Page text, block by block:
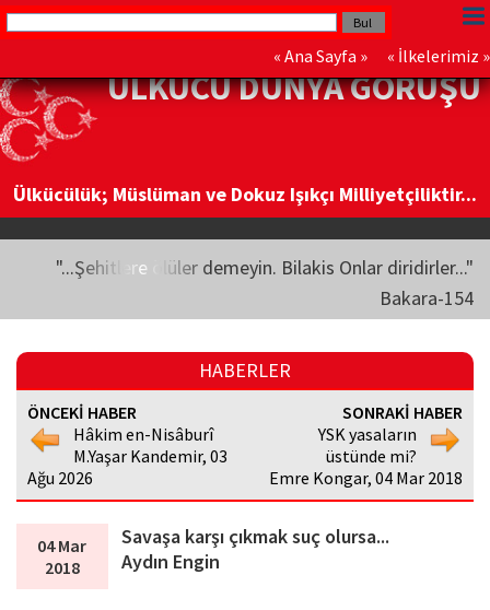
« Ana Sayfa » « İlkelerimiz »
ÜLKÜCÜ DÜNYA GÖRÜŞÜ
Ülkücülük; Müslüman ve Dokuz Işıkçı Milliyetçiliktir...
"...Şehitlere ölüler demeyin. Bilakis Onlar diridirler..."
Bakara-154
HABERLER
ÖNCEKİ HABER
Hâkim en-Nisâburî
M.Yaşar Kandemir, 03
Ağu 2026
SONRAKİ HABER
YSK yasaların
üstünde mi?
Emre Kongar, 04 Mar 2018
04 Mar
2018
Savaşa karşı çıkmak suç olursa...
Aydın Engin